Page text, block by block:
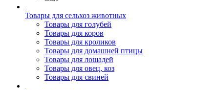
Товары для сельхоз животных
Товары для голубей
Товары для коров
Товары для кроликов
Товары для домашней птицы
Товары для лошадей
Товары для овец, коз
Товары для свиней